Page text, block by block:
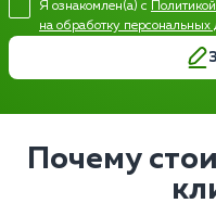
Я ознакомлен(а) с
на обработку персональных
Почему